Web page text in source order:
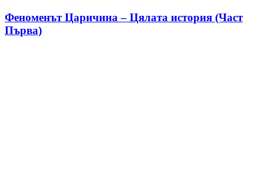
Феноменът Царичина – Цялата история (Част
Първа)